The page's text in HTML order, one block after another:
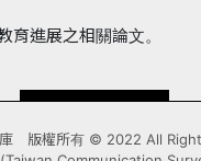
育進展之相關論文。
庫 版權所有 © 2022 All